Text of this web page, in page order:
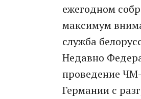
ежегодном
максимум
служба
Недавно
проведение
Германии с